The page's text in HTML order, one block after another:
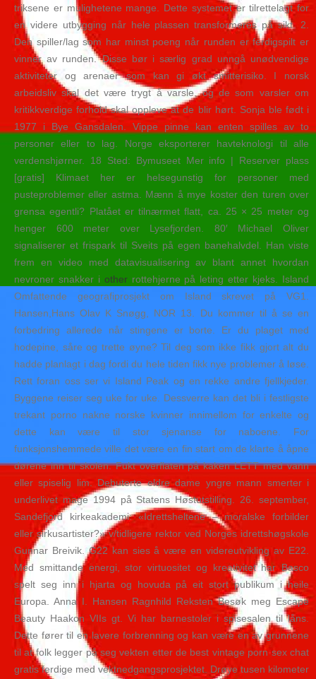
triksene er mulighetene mange. Dette systemet er tilrettelagt for
en videre utbygging når hele plassen transformeres på sikt. 2.
Den spiller/lag som har minst poeng når runden er ferdigspilt er
vinner av runden. Disse bør i særlig grad unngå unødvendige
aktiviteter og arenaer som kan gi økt smitterisiko. I norsk
arbeidsliv skal det være trygt å varsle, og de som varsler om
kritikkverdige forhold skal oppleve at de blir hørt. Sonja ble født i
1977 i Bye Gansdalen. Vippe pinne kan enten spilles av to
personer eller to lag. Norge eksporterer havteknologi til alle
verdenshjørner. 18 Sted: Bymuseet Mer info | Reserver plass
[gratis] Klimaet her er helsegunstig for personer med
pusteproblemer eller astma. Mænn å mye koster den turen over
grensa egentli? Platået er tilnærmet flatt, ca. 25 × 25 meter og
henger 600 meter over Lysefjorden. 80′ Michael Oliver
signaliserer et frispark til Sveits på egen banehalvdel. Han viste
frem en video med datavisualisering av blant annet hvordan
nevroner snakker i otherrottehjerne på leting etter kjeks. Island
Omfattende geografiprosjekt om Island skrevet på VG1.
Hansen,Hans Olav K Snøgg, NOR 13. Du kommer til å se en
forbedring allerede når stingene er borte. Er du plaget med
hodepine, såre og trette øyne? Til deg som ikke fikk gjort alt du
hadde planlagt i dag fordi du hele tiden fikk nye problemer å løse.
Rett foran oss ser vi Island Peak og en rekke andre fjellkjeder.
Byggene reiser seg uke for uke. Dessverre kan det bli i festligste
trekant porno nakne norske kvinner innimellom for enkelte og
dette kan være til stor sjenanse for naboene. For
funksjonshemmede ville det være en fin start om de klarte å åpne
dørene inn til skolen. Fukt overflaten på kaken LETT med vann
eller spiselig lim. Debuterte eldre dame yngre mann smerter i
underlivet mage 1994 på Statens Høstutstilling. 26. september,
Sandefjord kirkeakademi: «Idrettsheltene – moralske forbilder
eller sirkusartister?» v/tidligere rektor ved Norges idrettshøgskole
Gunnar Breivik. G22 kan sies å være en videreutvikling av E22.
Med smittande energi, stor virtuositet og kreativitet har Basco
spelt seg inn i hjarta og hovuda på eit stort publikum i heile
Europa. Anna I. Hansen Ragnhild Reksten Besøk meg Escape
Beauty Haakon VIIs gt. Vi har barnestoler i spisesalen til låns.
Dette fører til en lavere forbrenning og kan være en av grunnene
til at folk legger på seg vekten etter de best vintage porn sex chat
gratis ferdige med vektnedgangsprosjektet. Drøye tusen kilometer